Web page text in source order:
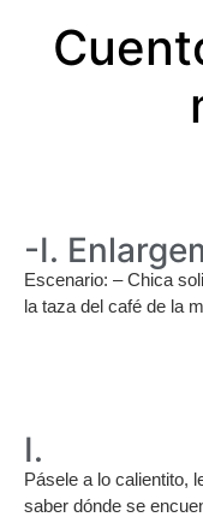
-I.
Escenario: – Chica
la taza del café de la
I.
Pásele a lo calientito,
saber dónde se